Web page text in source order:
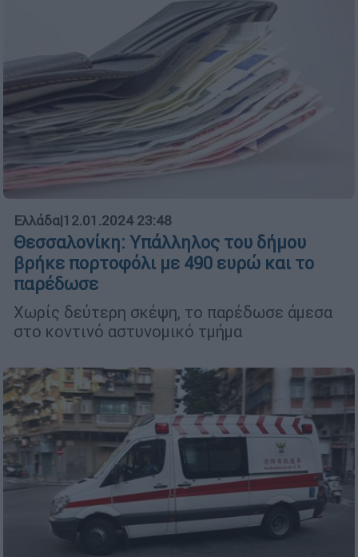
Ελλάδα|12.01.2024 23:48
Θεσσαλονίκη: Υπάλληλος του δήμου
βρήκε πορτοφόλι με 490 ευρώ και το
παρέδωσε
Χωρίς δεύτερη σκέψη, το παρέδωσε άμεσα
στο κοντινό αστυνομικό τμήμα